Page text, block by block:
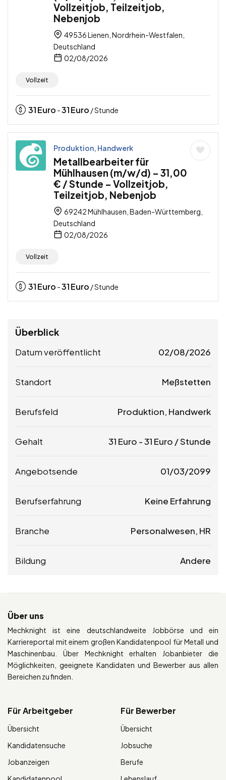
Vollzeitjob, Teilzeitjob,
Nebenjob
49536 Lienen, Nordrhein-Westfalen,
Deutschland
02/08/2026
Vollzeit
31Euro -31Euro / Stunde
Produktion, Handwerk
Metallbearbeiter für
Mühlhausen (m/w/d) – 31,00
€ / Stunde – Vollzeitjob,
Teilzeitjob, Nebenjob
69242 Mühlhausen, Baden-Württemberg,
Deutschland
02/08/2026
Vollzeit
31Euro -31Euro / Stunde
Überblick
Datum veröffentlicht 02/08/2026
Standort Meßstetten
Berufsfeld Produktion, Handwerk
Gehalt 31 Euro -31 Euro / Stunde
Angebotsende 01/03/2099
Berufserfahrung Keine Erfahrung
Branche Personalwesen, HR
Bildung Andere
Über uns
Mechknight ist eine deutschlandweite Jobbörse und ein
Karriereportal mit einem großen Kandidatenpool für Metall und
Maschinenbau. Über Mechknight erhalten Jobanbieter die
Möglichkeiten, geeignete Kandidaten und Bewerber aus allen
Bereichen zu finden.
Für Arbeitgeber
Übersicht
Kandidatensuche
Jobanzeigen
Für Bewerber
Übersicht
Jobsuche
Berufe